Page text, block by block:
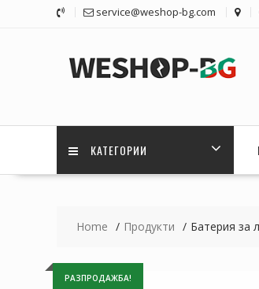
service@weshop-bg.com
КАТЕГОРИИ
Home Продукти Батерия за
РАЗПРОДАЖБА!